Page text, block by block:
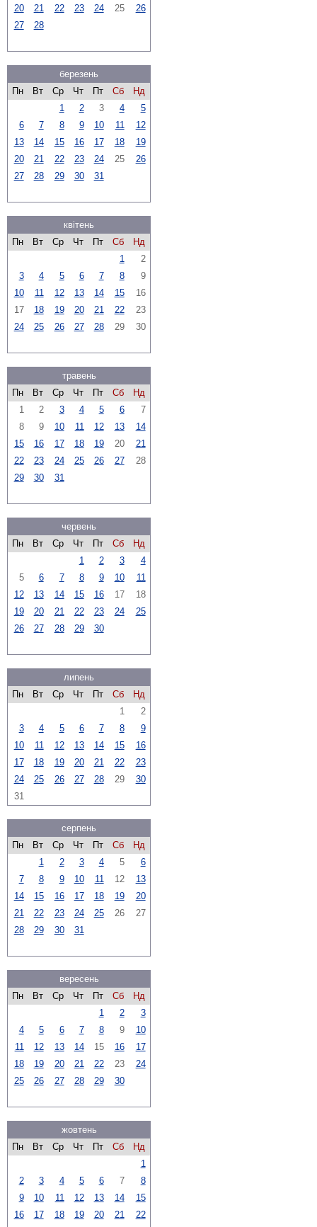
20
21 22 23 24 25
26
27
28
березень
Пн
Вт Ср Чт Пт Сб
Нд
1
2 3 4
5
6
7 8 9 10 11
12
13
14 15 16 17 18
19
20
21 22 23 24 25
26
27
28 29 30 31
квітень
Пн
Вт Ср Чт Пт Сб
Нд
1
2
3
4 5 6 7 8
9
10
11 12 13 14 15
16
17
18 19 20 21 22
23
24
25 26 27 28 29 30
травень
Пн
Вт Ср Чт Пт Сб
Нд
1
2 3 4 5 6
7
8
9 10 11 12 13
14
15
16 17 18 19 20
21
22
23 24 25 26 27
28
29
30 31
червень
Пн
Вт Ср Чт Пт Сб
Нд
1
2 3
4
5
6 7 8 9 10
11
12
13 14 15 16 17
18
19
20 21 22 23 24
25
26
27 28 29 30
липень
Пн
Вт Ср Чт Пт Сб
Нд
1
2
3
4 5 6 7 8
9
10
11 12 13 14 15
16
17
18 19 20 21 22
23
24
25 26 27 28 29
30
31
серпень
Пн
Вт Ср Чт Пт Сб
Нд
1
2 3 4 5
6
7
8 9 10 11 12
13
14
15 16 17 18 19
20
21
22 23 24 25 26
27
28
29 30 31
вересень
Пн
Вт Ср Чт Пт Сб
Нд
1
2
3
4
5 6 7 8 9
10
11
12 13 14 15 16
17
18
19 20 21 22 23
24
25
26 27 28 29 30
жовтень
Пн
Вт Ср Чт Пт Сб
Нд
1
2
3 4 5 6 7
8
9
10 11 12 13 14
15
16
17 18 19 20 21
22